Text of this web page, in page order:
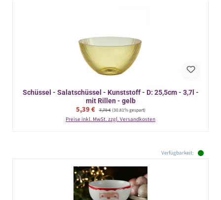
Schüssel - Salatschüssel - Kunststoff - D: 25,5cm - 3,7l -
mit Rillen - gelb
Verkaufspreis:
5,39 € Regulärer Preis:
7,79 €(30.81% gespart)
Preise inkl. MwSt. zzgl. Versandkosten
Verfügbarkeit: